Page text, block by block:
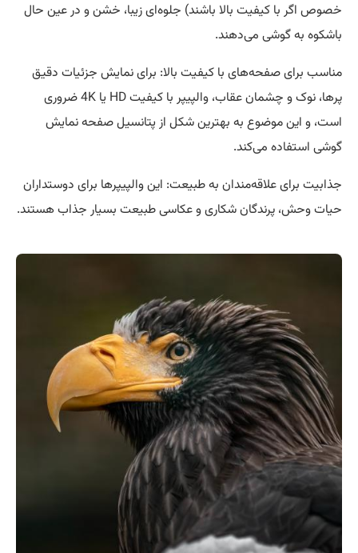
خصوص اگر با کیفیت بالا باشند) جلوه‌ای زیبا، خشن و در عین حال
باشکوه به گوشی می‌دهند.
مناسب برای صفحه‌های با کیفیت بالا: برای نمایش جزئیات دقیق
پرها، نوک و چشمان عقاب، والپیپر با کیفیت HD یا 4K ضروری
است، و این موضوع به بهترین شکل از پتانسیل صفحه نمایش
گوشی استفاده می‌کند.
جذابیت برای علاقه‌مندان به طبیعت: این والپیپرها برای دوستداران
حیات وحش، پرندگان شکاری و عکاسی طبیعت بسیار جذاب هستند.